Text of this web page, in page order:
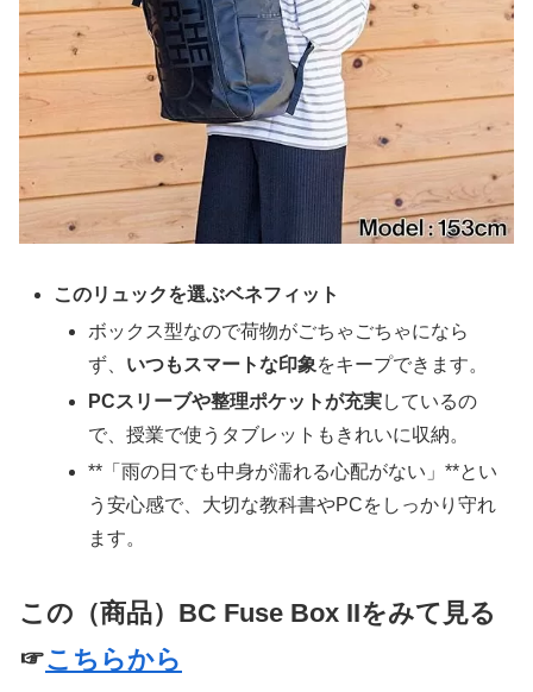
このリュックを選ぶベネフィット
ボックス型なので荷物がごちゃごちゃになら
ず、 いつもスマートな印象をキープできます。
PCスリーブや整理ポケットが充実しているの
で、授業で使うタブレットもきれいに収納。
**「雨の日でも中身が濡れる心配がない」**とい
う安心感で、大切な教科書やPCをしっかり守れ
ます。
この（商品） BC Fuse Box IIをみて見る
☞こちらから